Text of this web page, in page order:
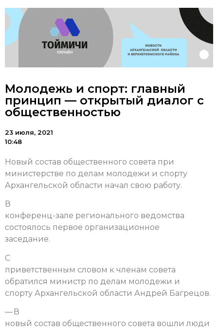
Молодежь и спорт: главный
принцип — открытый диалог с
общественностью
23 июля, 2021
10:48
Новый состав общественного совета при
министерстве по делам молодежи и спорту
Архангельской области начал свою работу.
В
конференц-зале регионального ведомства
состоялось первое организационное
заседание.
С
приветственным словом к членам совета
обратился министр по делам молодежи и
спорту Архангельской области Андрей Багрецов.
— В
новый состав общественного совета вошли люди